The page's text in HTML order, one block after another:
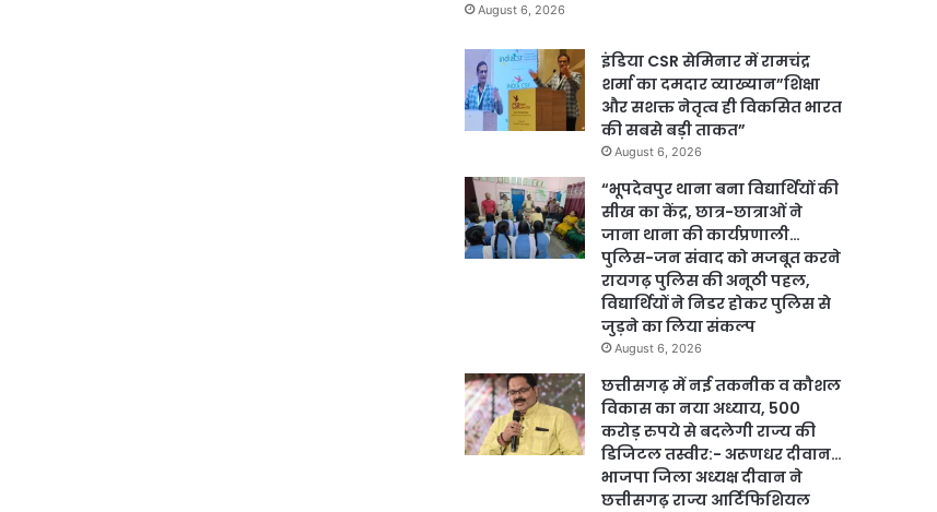
August 6, 2026
इंडिया CSR सेमिनार में रामचंद्र
शर्मा का दमदार व्याख्यान”शिक्षा
और सशक्त नेतृत्व ही विकसित भारत
की सबसे बड़ी ताकत”
August 6, 2026
“भूपदेवपुर थाना बना विद्यार्थियों की
सीख का केंद्र, छात्र-छात्राओं ने
जाना थाना की कार्यप्रणाली…
पुलिस-जन संवाद को मजबूत करने
रायगढ़ पुलिस की अनूठी पहल,
विद्यार्थियों ने निडर होकर पुलिस से
जुड़ने का लिया संकल्प
August 6, 2026
छत्तीसगढ़ में नई तकनीक व कौशल
विकास का नया अध्याय, 500
करोड़ रुपये से बदलेगी राज्य की
डिजिटल तस्वीर:- अरूणधर दीवान…
भाजपा जिला अध्यक्ष दीवान ने
छत्तीसगढ़ राज्य आर्टिफिशियल